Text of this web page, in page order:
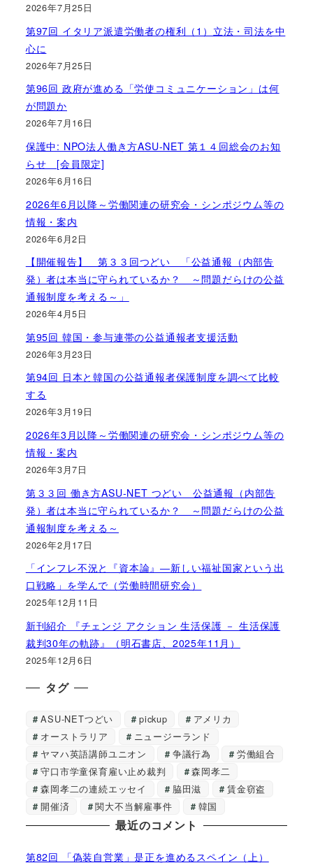
2026年7月25日
第97回 イタリア派遣労働者の権利（1）立法・司法を中
心に
2026年7月25日
第96回 政府が進める「労使コミュニケーション」は何
が問題か
2026年7月16日
保護中: NPO法人働き方ASU-NET 第１４回総会のお知
らせ [会員限定]
2026年6月16日
2026年6月以降～労働関連の研究会・シンポジウム等の
情報・案内
2026年6月2日
【開催報告】 第３３回つどい 「公益通報（内部告
発）者は本当に守られているか？ ～問題だらけの公益
通報制度を考える～」
2026年4月5日
第95回 韓国・参与連帯の公益通報者支援活動
2026年3月23日
第94回 日本と韓国の公益通報者保護制度を調べて比較
する
2026年3月19日
2026年3月以降～労働関連の研究会・シンポジウム等の
情報・案内
2026年3月7日
第３３回 働き方ASU-NET つどい 公益通報（内部告
発）者は本当に守られているか？ ～問題だらけの公益
通報制度を考える～
2026年2月17日
「インフレ不況と『資本論』―新しい福祉国家という出
口戦略」を学んで（労働時間研究会）
2025年12月11日
新刊紹介 『チェンジ アクション 生活保護 － 生活保護
裁判30年の軌跡』（明石書店、2025年11月）
2025年12月6日
タグ
ASU-NETつどい pickup
アメリカ
オーストラリア
ニュージーランド
ヤマハ英語講師ユニオン
争議行為
労働組合
守口市学童保育雇い止め裁判
森岡孝二
森岡孝二の連続エッセイ
脇田滋
賃金窃盗
開催済
関大不当解雇事件 韓国
最近のコメント
第82回 「偽装自営業」是正を進めるスペイン（上）